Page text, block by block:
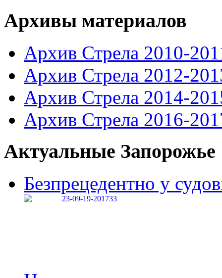
Архивы материалов
Архив Стрела 2010-
Архив Стрела 2012-
Архив Стрела 2014-
Архив Стрела 2016-
Актуальные Запорожье
Безпрецедентно у